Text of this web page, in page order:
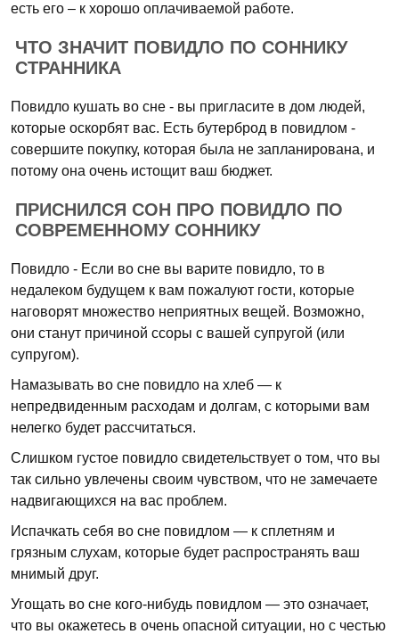
есть его – к хорошо оплачиваемой работе.
ЧТО ЗНАЧИТ ПОВИДЛО ПО СОННИКУ
СТРАННИКА
Повидло кушать во сне - вы пригласите в дом людей,
которые оскорбят вас. Есть бутерброд в повидлом -
совершите покупку, которая была не запланирована, и
потому она очень истощит ваш бюджет.
ПРИСНИЛСЯ СОН ПРО ПОВИДЛО ПО
СОВРЕМЕННОМУ СОННИКУ
Повидло - Если во сне вы варите повидло, то в
недалеком будущем к вам пожалуют гости, которые
наговорят множество неприятных вещей. Возможно,
они станут причиной ссоры с вашей супругой (или
супругом).
Намазывать во сне повидло на хлеб — к
непредвиденным расходам и долгам, с которыми вам
нелегко будет рассчитаться.
Слишком густое повидло свидетельствует о том, что вы
так сильно увлечены своим чувством, что не замечаете
надвигающихся на вас проблем.
Испачкать себя во сне повидлом — к сплетням и
грязным слухам, которые будет распространять ваш
мнимый друг.
Угощать во сне кого-нибудь повидлом — это означает,
что вы окажетесь в очень опасной ситуации, но с честью